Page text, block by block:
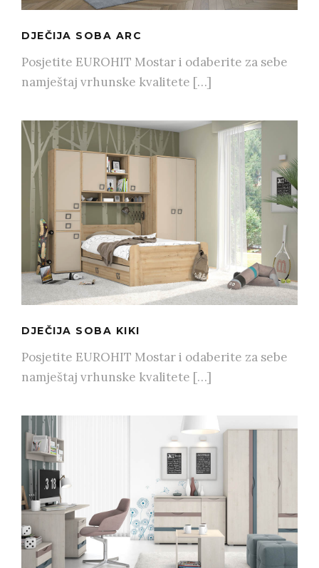
DJEČIJA SOBA ARC
Posjetite EUROHIT Mostar i odaberite za sebe
namještaj vrhunske kvalitete […]
DJEČIJA SOBA KIKI
Posjetite EUROHIT Mostar i odaberite za sebe
namještaj vrhunske kvalitete […]